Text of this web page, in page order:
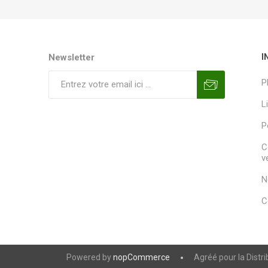
Newsletter
Powered bynopCommerce Agréé pour la